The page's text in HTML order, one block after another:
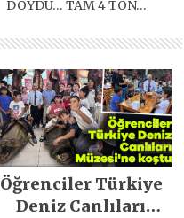
DOYDU… TAM 4 TON…
Öğrenciler Türkiye
Deniz Canlıları